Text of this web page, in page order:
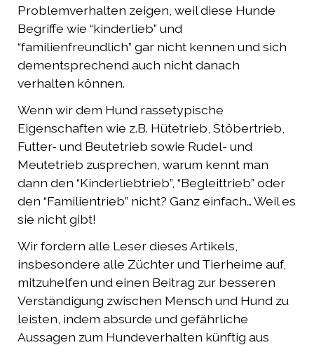
Problemverhalten zeigen, weil diese Hunde
Begriffe wie “kinderlieb” und
“familienfreundlich” gar nicht kennen und sich
dementsprechend auch nicht danach
verhalten können.
Wenn wir dem Hund rassetypische
Eigenschaften wie z.B. Hütetrieb, Stöbertrieb,
Futter- und Beutetrieb sowie Rudel- und
Meutetrieb zusprechen, warum kennt man
dann den “Kinderliebtrieb”, “Begleittrieb” oder
den “Familientrieb” nicht? Ganz einfach… Weil es
sie nicht gibt!
Wir fordern alle Leser dieses Artikels,
insbesondere alle Züchter und Tierheime auf,
mitzuhelfen und einen Beitrag zur besseren
Verständigung zwischen Mensch und Hund zu
leisten, indem absurde und gefährliche
Aussagen zum Hundeverhalten künftig aus